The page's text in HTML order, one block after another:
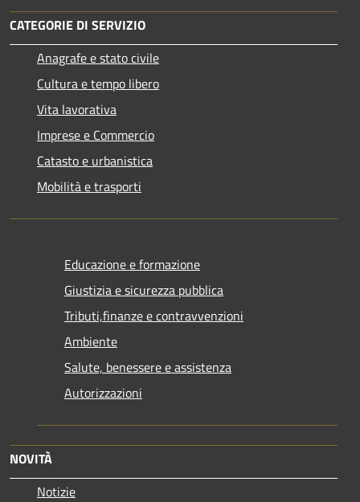
CATEGORIE DI SERVIZIO
Anagrafe e stato civile
Cultura e tempo libero
Vita lavorativa
Imprese e Commercio
Catasto e urbanistica
Mobilità e trasporti
Educazione e formazione
Giustizia e sicurezza pubblica
Tributi,finanze e contravvenzioni
Ambiente
Salute, benessere e assistenza
Autorizzazioni
NOVITÀ
Notizie